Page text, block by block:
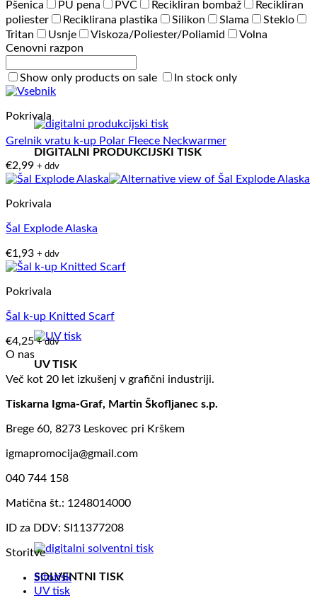
DIGITALNI PRODUKCIJSKI TISK
UV TISK
SOLVENTNI TISK
Pšenica PU pena PVC Recikliran bombaž
Recikliran
poliester
Reciklirana plastika Silikon Slama
Steklo
Tritan
Usnje Viskoza/Poliester/Poliamid
Volna
Cenovni razpon
Show only products on sale In stock only
Pokrivala
Grelnik vratu k-up Polar Fleece Neckwarmer
€2,99 + ddv
Pokrivala
Šal Explode Alaska
€1,93 + ddv
Pokrivala
Šal k-up Knitted Scarf
€4,25 + ddv
O nas
Več kot 20 let izkušenj v grafični industriji.
Tiskarna Igma-Graf, Martin Škofljanec s.p.
Brege 60, 8273 Leskovec pri Krškem
igmapromocija@gmail.com
040 744 158
Matična št.: 1248014000
ID za DDV: SI11377208
Storitve
Sitotisk
UV tisk